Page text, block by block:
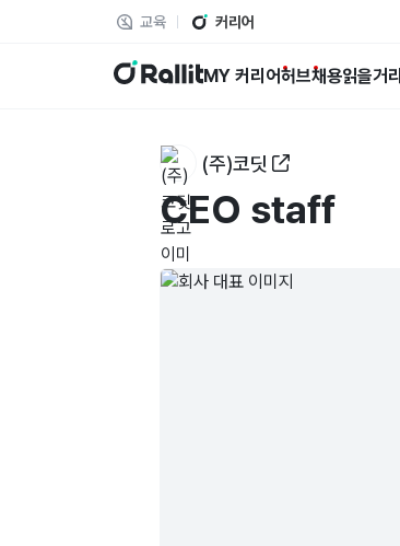
교육 커리어
랠릿 MY 커리어허브채용읽을거리
(주)코딧
CEO staff